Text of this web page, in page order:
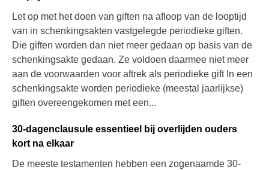
Let op met het doen van giften na afloop van de looptijd
van in schenkingsakten vastgelegde periodieke giften.
Die giften worden dan niet meer gedaan op basis van de
schenkingsakte gedaan. Ze voldoen daarmee niet meer
aan de voorwaarden voor aftrek als periodieke gift In een
schenkingsakte worden periodieke (meestal jaarlijkse)
giften overeengekomen met een...
30-dagenclausule essentieel bij overlijden ouders
kort na elkaar
De meeste testamenten hebben een zogenaamde 30-